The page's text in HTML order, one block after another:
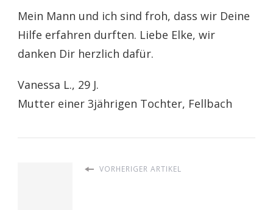
Mein Mann und ich sind froh, dass wir Deine
Hilfe erfahren durften. Liebe Elke, wir
danken Dir herzlich dafür.
Vanessa L., 29 J.
Mutter einer 3jährigen Tochter, Fellbach
VORHERIGER ARTIKEL